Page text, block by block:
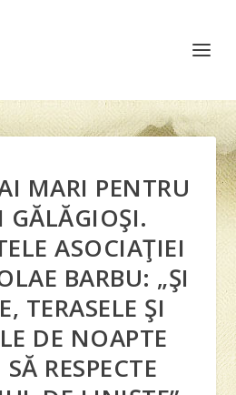
MARI PENTRU
GĂLĂGIOŞI.
ASOCIAŢIEI
BARBU: „ŞI
TERASELE ŞI
DE NOAPTE
RESPECTE